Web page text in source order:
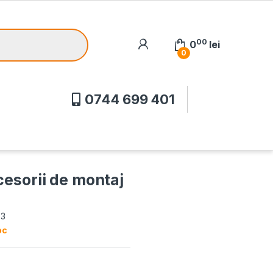
0
000 lei
0744 699 401
de montaj